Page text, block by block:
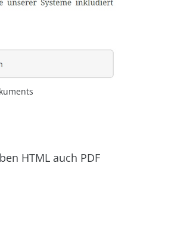
HTML auch PDF